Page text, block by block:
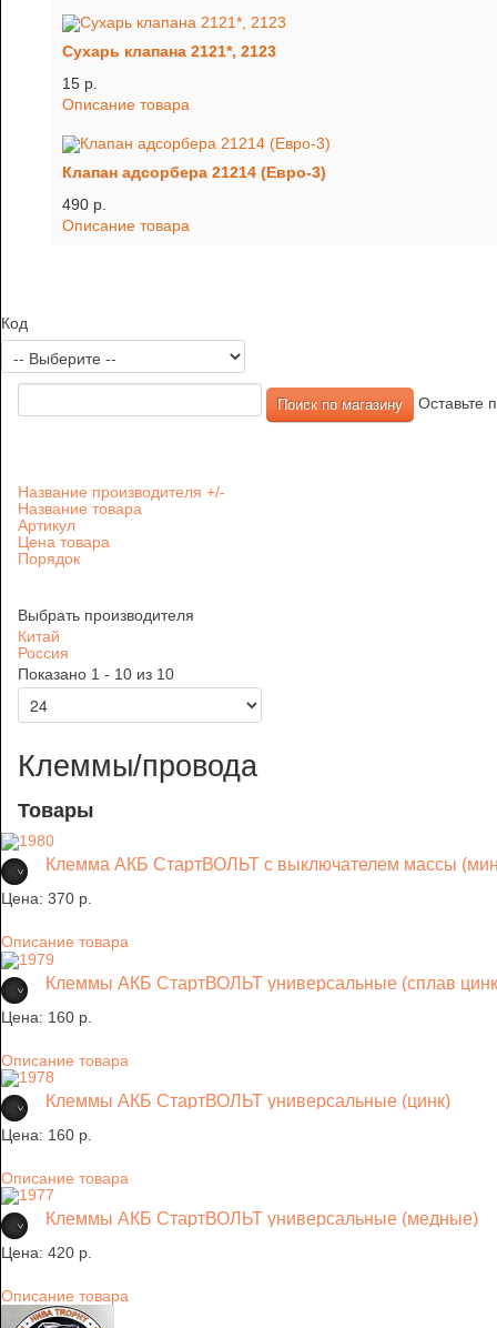
Сухарь клапана 2121*, 2123
15 p.
Описание товара
Клапан адсорбера 21214 (Евро-3)
490 p.
Описание товара
Код
Оставьте
Название производителя +/-
Название товара
Артикул
Цена товара
Порядок
Выбрать производителя
Китай
Россия
Показано 1 - 10 из 10
Клеммы/провода
Товары
Клемма АКБ СтартВОЛЬТ с выключателем массы
Цена: 370 p.
Описание товара
Клеммы АКБ СтартВОЛЬТ универсальные (сплав
Цена: 160 p.
Описание товара
Клеммы АКБ СтартВОЛЬТ универсальные (цинк)
Цена: 160 p.
Описание товара
Клеммы АКБ СтартВОЛЬТ универсальные (медные)
Цена: 420 p.
Описание товара